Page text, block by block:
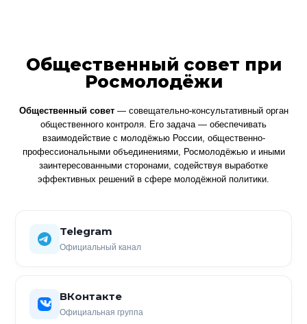
Общественный совет при
Росмолодёжи
Общественный совет— совещательно-консультативный орган
общественного контроля. Его задача — обеспечивать
взаимодействие с молодёжью России, общественно-
профессиональными объединениями, Росмолодёжью и иными
заинтересованными сторонами, содействуя выработке
эффективных решений в сфере молодёжной политики.
Telegram
Официальный канал
ВКонтакте
Официальная группа